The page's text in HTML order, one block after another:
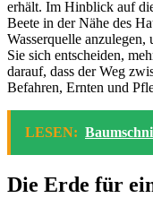
erhält. Im Hinblick auf
Beete in der Nähe des
Wasserquelle anzulegen,
Sie sich entscheiden,
darauf, dass der Weg
Befahren, Ernten und
LESEN:
Die Erde für